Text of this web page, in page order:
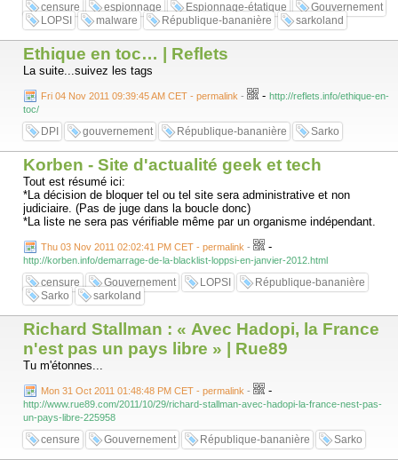
censure espionnage Espionnage-étatique
Gouvernement
LOPSI
malware République-bananière sarkoland
Ethique en toc… | Reflets
La suite...suivez les tags
Fri 04 Nov 2011 09:39:45 AM CET - permalink - - http://reflets.info/ethique-en-
toc/
DPI gouvernement République-bananière Sarko
Korben - Site d'actualité geek et tech
Tout est résumé ici:
*La décision de bloquer tel ou tel site sera administrative et non
judiciaire. (Pas de juge dans la boucle donc)
*La liste ne sera pas vérifiable même par un organisme indépendant.
Thu 03 Nov 2011 02:02:41 PM CET - permalink - -
http://korben.info/demarrage-de-la-blacklist-loppsi-en-janvier-2012.html
censure Gouvernement LOPSI
République-bananière
Sarko
sarkoland
Richard Stallman : « Avec Hadopi, la France
n'est pas un pays libre » | Rue89
Tu m'étonnes...
Mon 31 Oct 2011 01:48:48 PM CET - permalink - -
http://www.rue89.com/2011/10/29/richard-stallman-avec-hadopi-la-france-nest-pas-
un-pays-libre-225958
censure Gouvernement République-bananière Sarko